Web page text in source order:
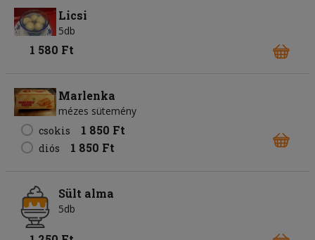
Licsi
5db
1 580 Ft
Marlenka
mézes sütemény
csokis
1 850 Ft
diós 1 850 Ft
Sült alma
5db